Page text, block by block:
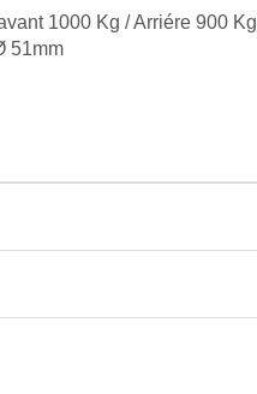
1000 Kg / Arriére 900 Kg
51mm